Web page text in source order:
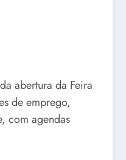
abertura da Feira
de emprego,
com agendas